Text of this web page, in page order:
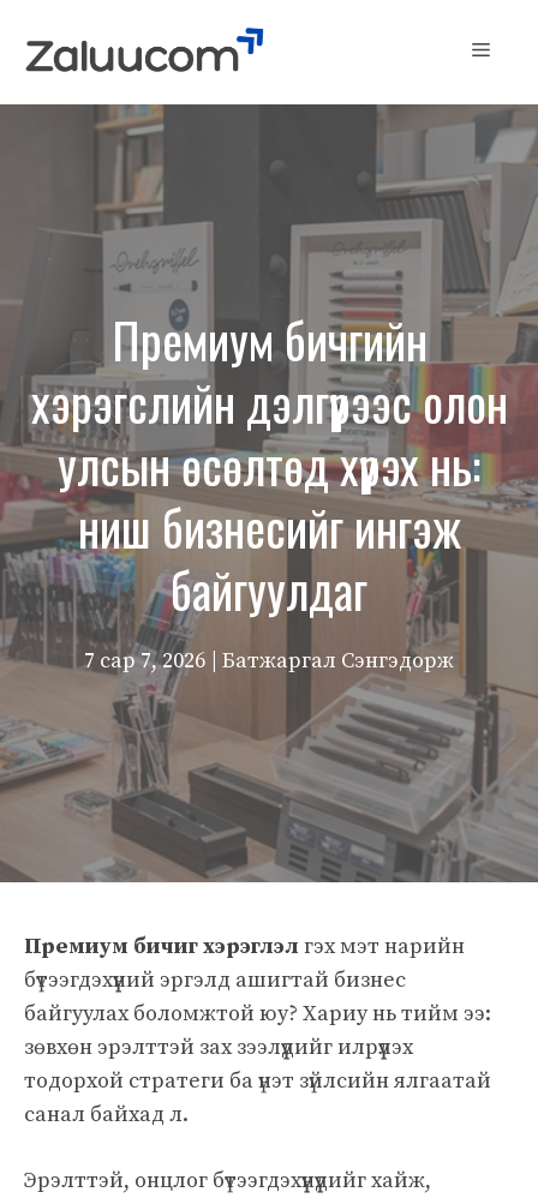
Menu
Премиум бичгийн
хэрэгслийн дэлгүүрээс олон
улсын өсөлтөд хүрэх нь:
ниш бизнесийг ингэж
байгуулдаг
7 сар 7, 2026 | Батжаргал Сэнгэдорж
Премиум бичиг хэрэглэл гэх мэт нарийн
бүтээгдэхүүний эргэлд ашигтай бизнес
байгуулах боломжтой юу? Хариу нь тийм ээ:
зөвхөн эрэлттэй зах зээлүүдийг илрүүлэх
тодорхой стратеги ба үнэт зүйлсийн ялгаатай
санал байхад л.
Эрэлттэй, онцлог бүтээгдэхүүнүүдийг хайж,